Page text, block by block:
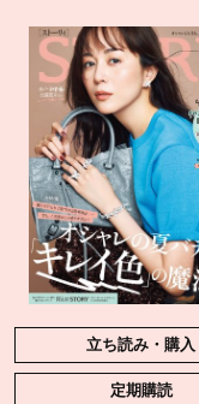
立ち読み・購入
定期購読